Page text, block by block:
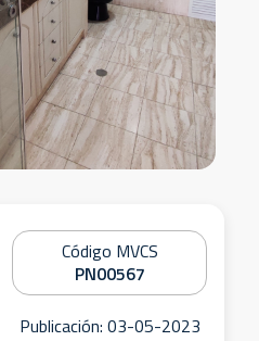
Código MVCS
PN00567
Publicación: 03-05-2023